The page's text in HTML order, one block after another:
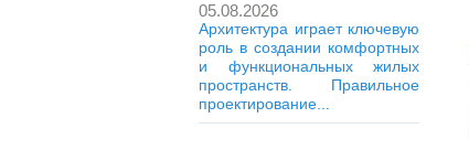
05.08.2026
Архитектура играет ключевую
роль в создании комфортных
и функциональных жилых
пространств. Правильное
проектирование...